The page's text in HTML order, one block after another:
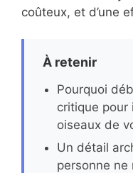
coûteux, et d’une
À retenir
Pourquoi
critique pour
oiseaux de
Un détail
personne